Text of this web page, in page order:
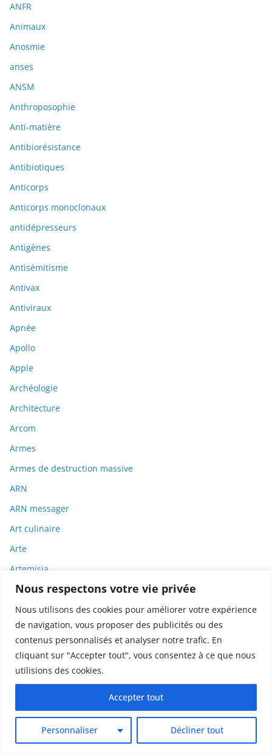
Nous respectons votre vie privée
Nous utilisons des cookies pour améliorer votre expérience
de navigation, vous proposer des publicités ou des
contenus personnalisés et analyser notre trafic. En
cliquant sur "Accepter tout", vous consentez à ce que nous
utilisions des cookies.
Personnaliser Décliner tout
Accepter tout
ANFR
Animaux
Anosmie
anses
ANSM
Anthroposophie
Anti-matière
Antibiorésistance
Antibiotiques
Anticorps
Anticorps monoclonaux
antidépresseurs
Antigènes
Antisémitisme
Antivax
Antiviraux
Apnée
Apollo
Apple
Archéologie
Architecture
Arcom
Armes
Armes de destruction massive
ARN
ARN messager
Art culinaire
Arte
Artemisia
Arts
Arts textiles
ASCO
Asie
Assemblée Nationale
Astéroïdes
Astronautes